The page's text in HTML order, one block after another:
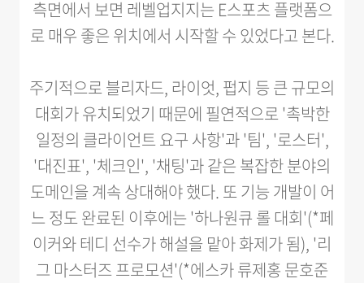
측면에서 보면 레벨업지지는 E스포츠 플랫폼으
로 매우 좋은 위치에서 시작할 수 있었다고 본다.
주기적으로 블리자드, 라이엇, 펍지 등 큰 규모의
대회가 유치되었기 때문에 필연적으로 '촉박한
일정의 클라이언트 요구 사항'과 '팀', '로스터',
'대진표', '체크인', '채팅'과 같은 복잡한 분야의
도메인을 계속 상대해야 했다. 또 기능 개발이 어
느 정도 완료된 이후에는 '하나원큐 롤 대회'(*페
이커와 테디 선수가 해설을 맡아 화제가 됨), '리
그 마스터즈 프로모션'(*에스카 류제홍 문호준